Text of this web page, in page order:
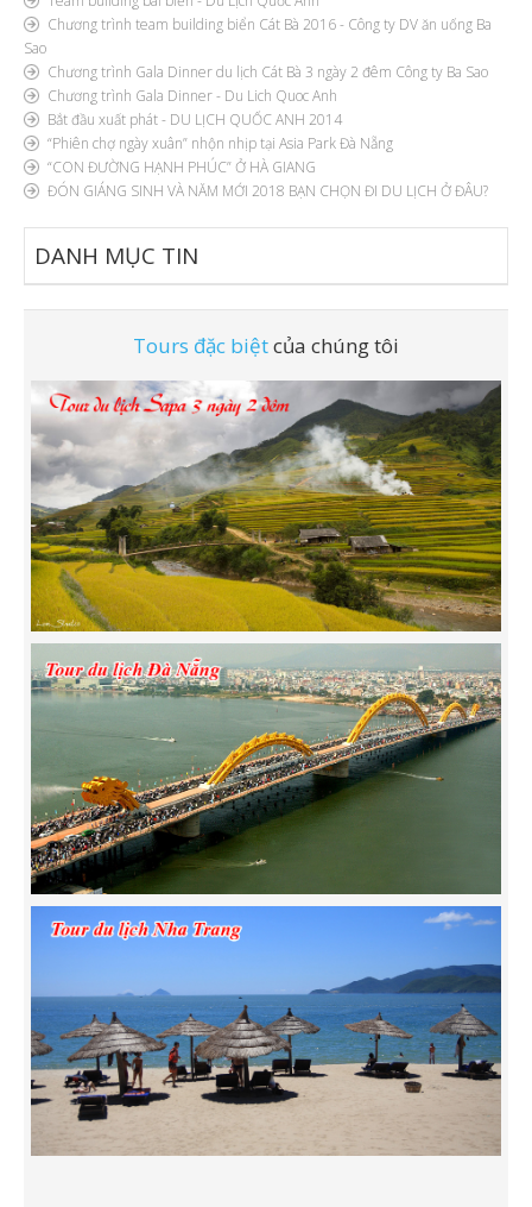
Chương trình team building biển Cát Bà 2016 - Công ty DV ăn uống Ba
Sao
Chương trình Gala Dinner du lịch Cát Bà 3 ngày 2 đêm Công ty Ba Sao
Chương trình Gala Dinner - Du Lich Quoc Anh
Bắt đầu xuất phát - DU LỊCH QUỐC ANH 2014
“Phiên chợ ngày xuân” nhộn nhịp tại Asia Park Đà Nẵng
“CON ĐƯỜNG HẠNH PHÚC” Ở HÀ GIANG
ĐÓN GIÁNG SINH VÀ NĂM MỚI 2018 BẠN CHỌN ĐI DU LỊCH Ở ĐÂU?
DANH MỤC TIN
Tours đặc biệtcủa chúng tôi